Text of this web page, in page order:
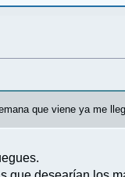
que viene ya me